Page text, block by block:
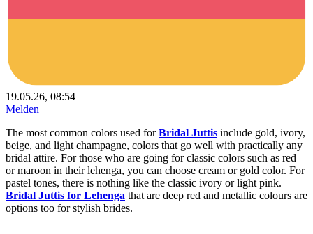
19.05.26, 08:54
Melden
The most common colors used forBridal Juttis include gold, ivory,
beige, and light champagne, colors that go well with practically any
bridal attire. For those who are going for classic colors such as red
or maroon in their lehenga, you can choose cream or gold color. For
pastel tones, there is nothing like the classic ivory or light pink.
Bridal Juttis for Lehenga that are deep red and metallic colours are
options too for stylish brides.